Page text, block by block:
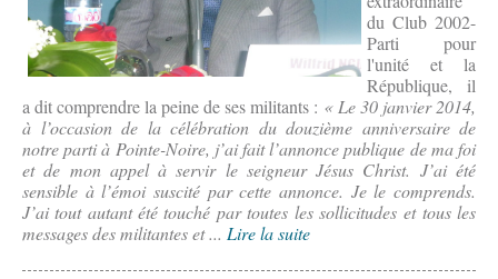
du Club 2002-
Parti pour
l'unité et la
République, il
a dit comprendre la peine de ses militants : « Le 30 janvier 2014,
à l’occasion de la célébration du douzième anniversaire de
notre parti à Pointe-Noire, j’ai fait l’annonce publique de ma foi
et de mon appel à servir le seigneur Jésus Christ. J’ai été
sensible à l’émoi suscité par cette annonce. Je le comprends.
J’ai tout autant été touché par toutes les sollicitudes et tous les
messages des militantes et ... Lire la suite